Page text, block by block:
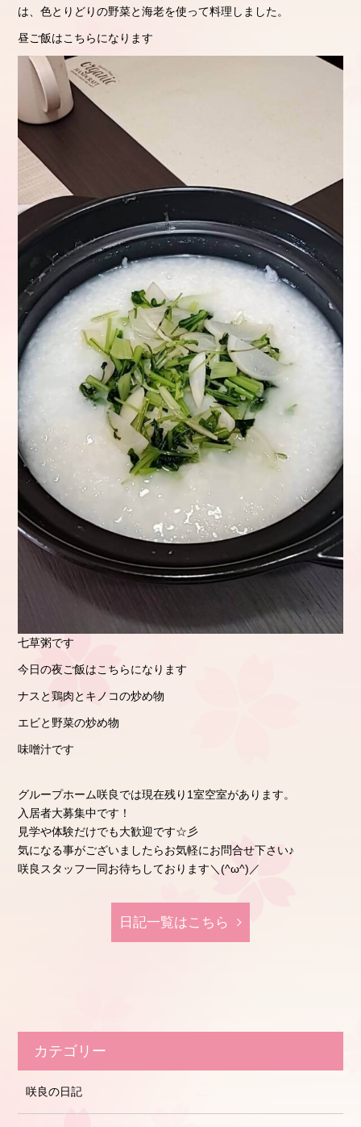
は、色とりどりの野菜と海老を使って料理しました。
昼ご飯はこちらになります
七草粥です
今日の夜ご飯はこちらになります
ナスと鶏肉とキノコの炒め物
エビと野菜の炒め物
味噌汁です
グループホーム咲良では現在残り1室空室があります。
入居者大募集中です！
見学や体験だけでも大歓迎です☆彡
気になる事がございましたらお気軽にお問合せ下さい♪
咲良スタッフ一同お待ちしております＼(^ω^)／
日記⼀覧はこちら
カテゴリー
咲良の日記